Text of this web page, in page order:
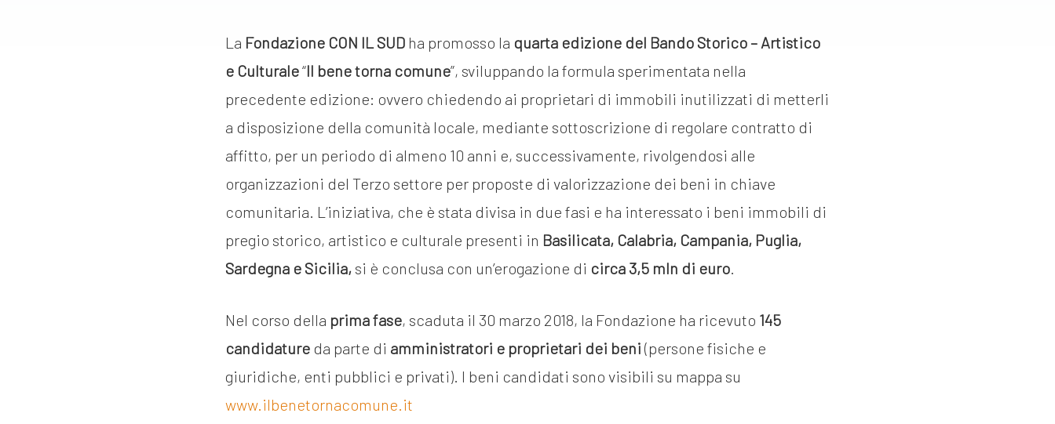
La Fondazione CON IL SUD ha promosso la quarta edizione del Bando Storico – Artistico
e Culturale“Il bene torna comune”, sviluppando la formula sperimentata nella
precedente edizione: ovvero chiedendo ai proprietari di immobili inutilizzati di metterli
a disposizione della comunità locale, mediante sottoscrizione di regolare contratto di
affitto, per un periodo di almeno 10 anni e, successivamente, rivolgendosi alle
organizzazioni del Terzo settore per proposte di valorizzazione dei beni in chiave
comunitaria. L’iniziativa, che è stata divisa in due fasi e ha interessato i beni immobili di
pregio storico, artistico e culturale presenti in Basilicata, Calabria, Campania, Puglia,
Sardegna e Sicilia, si è conclusa con un’erogazione di circa 3,5 mln di euro.
Nel corso della prima fase, scaduta il 30 marzo 2018, la Fondazione ha ricevuto 145
candidature da parte di amministratori e proprietari dei beni (persone fisiche e
giuridiche, enti pubblici e privati). I beni candidati sono visibili su mappa su
www.ilbenetornacomune.it